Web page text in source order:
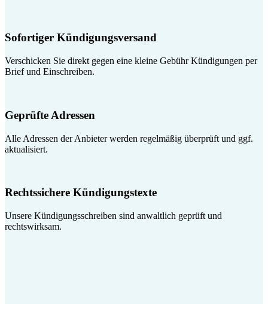
Sofortiger Kündigungsversand
Verschicken Sie direkt gegen eine kleine Gebühr Kündigungen per
Brief und Einschreiben.
Geprüfte Adressen
Alle Adressen der Anbieter werden regelmäßig überprüft und ggf.
aktualisiert.
Rechtssichere Kündigungstexte
Unsere Kündigungsschreiben sind anwaltlich geprüft und
rechtswirksam.